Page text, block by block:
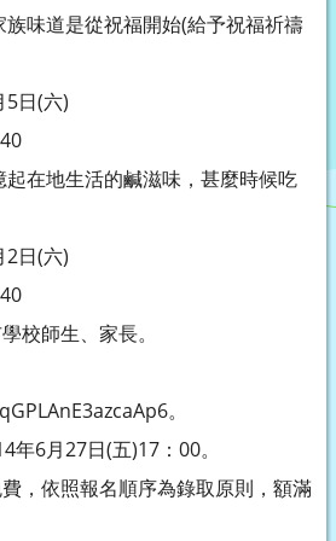
味道是從祝福開始(給予祝福祈禱
日(六)
在地生活的鹹滋味，甚麼時候吃
日(六)
校師生、家長。
。
6月27日(五)17：00。
，依照報名順序為錄取原則，額滿